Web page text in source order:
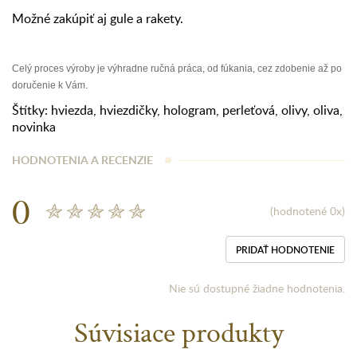
Možné zakúpiť aj gule a rakety.
Celý proces výroby je výhradne ručná práca, od fúkania, cez zdobenie až po
doručenie k Vám.
Štítky: hviezda, hviezdičky, hologram, perleťová, olivy, oliva,
novinka
HODNOTENIA A RECENZIE
0 (hodnotené 0x)
PRIDAŤ HODNOTENIE
Nie sú dostupné žiadne hodnotenia.
Súvisiace produkty